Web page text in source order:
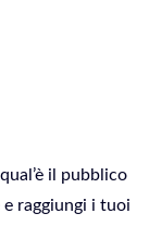
il pubblico
raggiungi i tuoi